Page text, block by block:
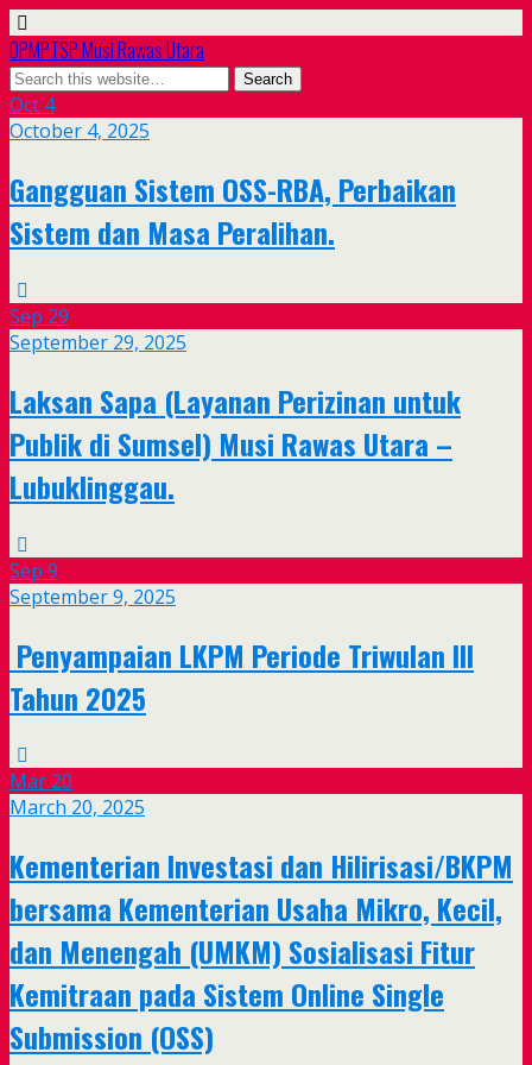
DPMPTSP Musi Rawas Utara
Oct 4
October 4, 2025
Gangguan Sistem OSS-RBA, Perbaikan
Sistem dan Masa Peralihan.
Sep 29
September 29, 2025
Laksan Sapa (Layanan Perizinan untuk
Publik di Sumsel) Musi Rawas Utara –
Lubuklinggau.
Sep 9
September 9, 2025
Penyampaian LKPM Periode Triwulan III
Tahun 2025
Mar 20
March 20, 2025
Kementerian Investasi dan Hilirisasi/BKPM
bersama Kementerian Usaha Mikro, Kecil,
dan Menengah (UMKM) Sosialisasi Fitur
Kemitraan pada Sistem Online Single
Submission (OSS)